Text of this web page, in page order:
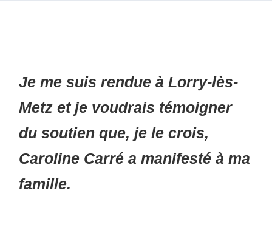
Je me suis rendue à Lorry-lès-
Metz et je voudrais témoigner
du soutien que, je le crois,
Caroline Carré a manifesté à ma
famille.